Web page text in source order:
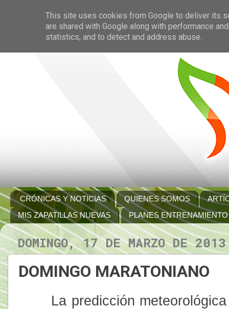
CRÓNICAS Y NOTICIAS QUIENES SOMOS
MIS ZAPATILLAS NUEVAS
PLANES ENTRENAMIENTO
DOMINGO, 17 DE MARZO DE 2013
DOMINGO MARATONIANO
La predicción meteorológica
This site uses cookies from Google to deliver its
are shared with Google along with performance
statistics, and to detect and address abuse.